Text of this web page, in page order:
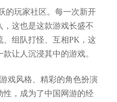
的玩家社区。每一次新开
这也是这款游戏长盛不
组队打怪、互相PK，这
让人沉浸其中的游戏。
戏风格、精彩的角色扮演
性，成为了中国网游的经